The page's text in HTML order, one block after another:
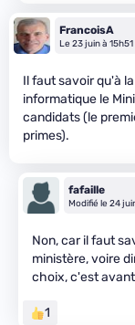
FrancoisA
Le 23 juin à 15h51
Il faut savoir qu'à
informatique le
candidats (le
primes).
fafaille
Modifié le 24
Non, car il faut
ministère, voire
choix, c'est
1